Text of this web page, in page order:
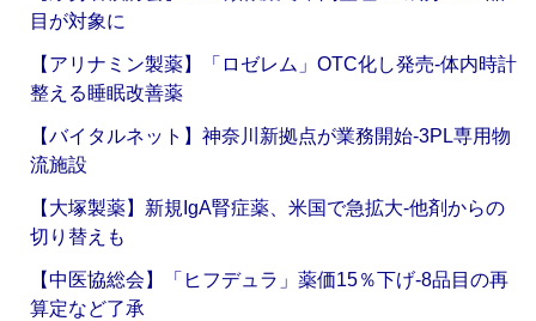
目が対象に
【アリナミン製薬】「ロゼレム」OTC化し発売‐体内時計
整える睡眠改善薬
【バイタルネット】神奈川新拠点が業務開始‐3PL専用物
流施設
【大塚製薬】新規IgA腎症薬、米国で急拡大‐他剤からの
切り替えも
【中医協総会】「ヒフデュラ」薬価15％下げ‐8品目の再
算定など了承